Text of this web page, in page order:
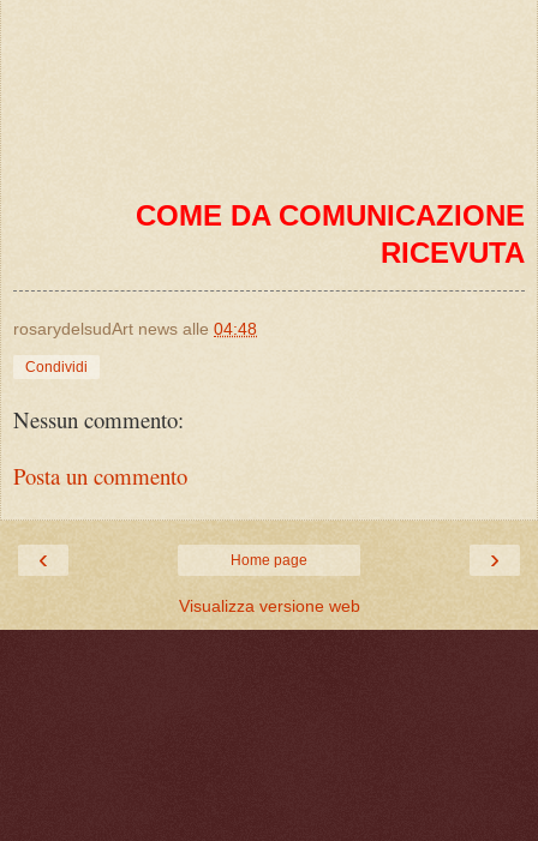
COME DA COMUNICAZIONE
RICEVUTA
rosarydelsudArt news alle 04:48
Condividi
Nessun commento:
Posta un commento
‹ ›
Home page
Visualizza versione web